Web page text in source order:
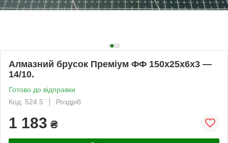
Алмазний брусок Преміум ФФ 150х25х6х3 —
14/10.
Готово до відправки
Код: 524.5
Роздріб
1 183 ₴